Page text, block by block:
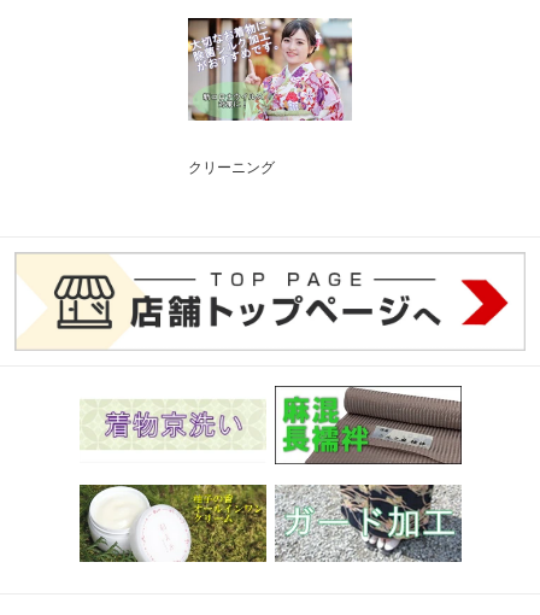
クリーニング